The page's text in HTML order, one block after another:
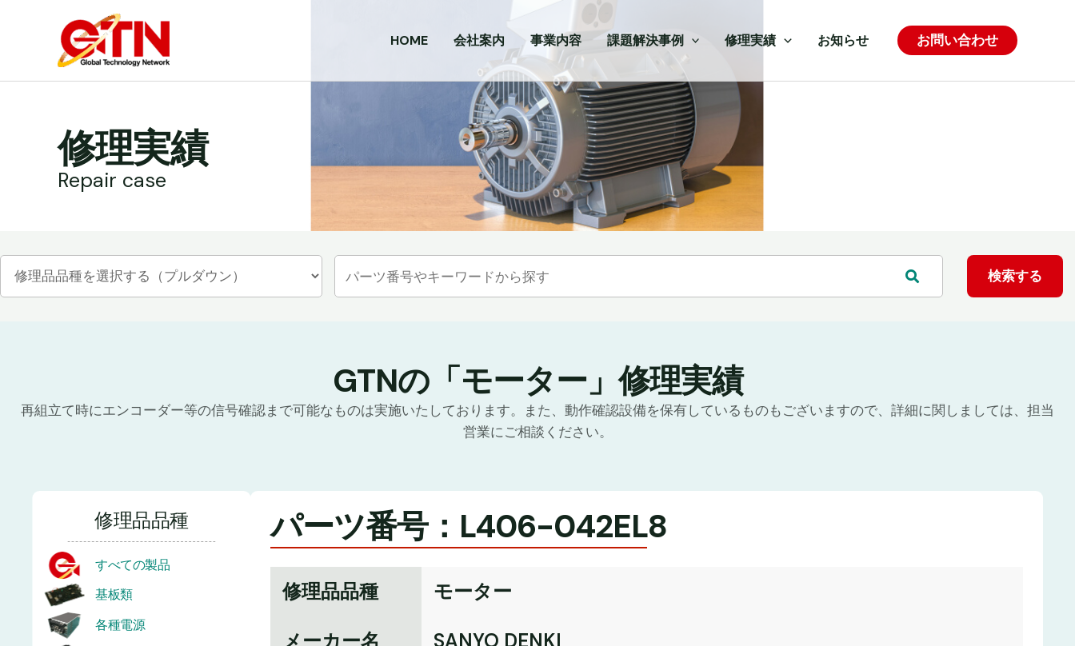
HOME 会社案内 事業内容 課題解決事例 修理実績 お知らせ お問い合わせ
修理実績
Repair case
GTNの「モーター」修理実績
再組立て時にエンコーダー等の信号確認まで可能なものは実施いたしております。また、動作確認設備を保有しているものもございますので、詳細に関しましては、担当
営業にご相談ください。
修理品品種
すべての製品
基板類
各種電源
パーツ番号：L406-042EL8
修理品品種
モーター
メーカー名
SANYO DENKI